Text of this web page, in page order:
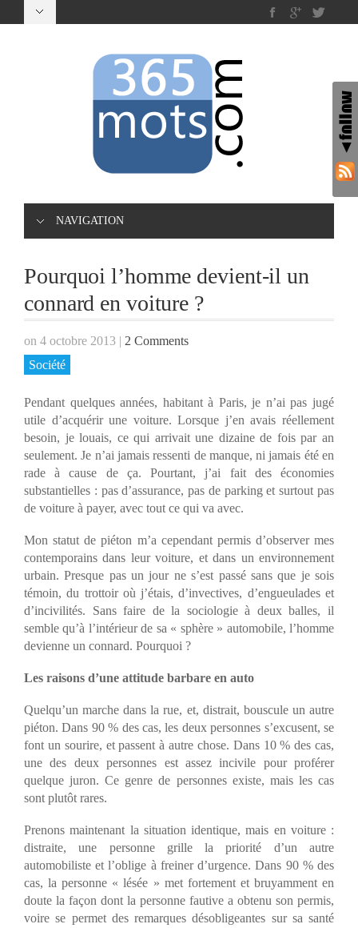
NAVIGATION
Pourquoi l’homme devient-il un
connard en voiture ?
on 4 octobre 2013 | 2 Comments
Société
Pendant quelques années, habitant à Paris, je n’ai pas jugé
utile d’acquérir une voiture. Lorsque j’en avais réellement
besoin, je louais, ce qui arrivait une dizaine de fois par an
seulement. Je n’ai jamais ressenti de manque, ni jamais été en
rade à cause de ça. Pourtant, j’ai fait des économies
substantielles : pas d’assurance, pas de parking et surtout pas
de voiture à payer, avec tout ce qui va avec.
Mon statut de piéton m’a cependant permis d’observer mes
contemporains dans leur voiture, et dans un environnement
urbain. Presque pas un jour ne s’est passé sans que je sois
témoin, du trottoir où j’étais, d’invectives, d’engueulades et
d’incivilités. Sans faire de la sociologie à deux balles, il
semble qu’à l’intérieur de sa « sphère » automobile, l’homme
devienne un connard. Pourquoi ?
Les raisons d’une attitude barbare en auto
Quelqu’un marche dans la rue, et, distrait, bouscule un autre
piéton. Dans 90 % des cas, les deux personnes s’excusent, se
font un sourire, et passent à autre chose. Dans 10 % des cas,
une des deux personnes est assez incivile pour proférer
quelque juron. Ce genre de personnes existe, mais les cas
sont plutôt rares.
Prenons maintenant la situation identique, mais en voiture :
distraite, une personne grille la priorité d’un autre
automobiliste et l’oblige à freiner d’urgence. Dans 90 % des
cas, la personne « lésée » met fortement et bruyamment en
doute la façon dont la personne fautive a obtenu son permis,
voire se permet des remarques désobligeantes sur sa santé